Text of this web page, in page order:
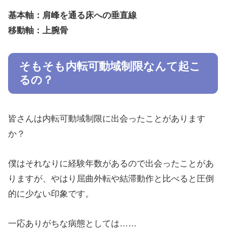
基本軸：肩峰を通る床への垂直線
移動軸：上腕骨
そもそも内転可動域制限なんて起こ
るの？
皆さんは内転可動域制限に出会ったことがあります
か？
僕はそれなりに経験年数があるので出会ったことがあ
りますが、やはり屈曲外転や結滞動作と比べると圧倒
的に少ない印象です。
一応ありがちな病態としては……